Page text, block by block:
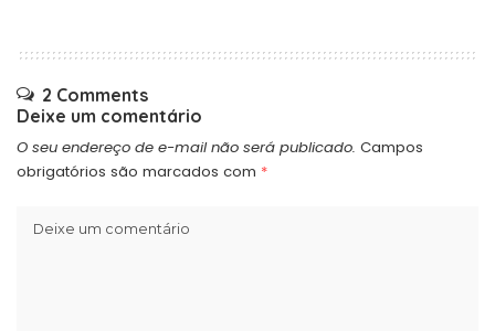
2 Comments
Deixe um comentário
O seu endereço de e-mail não será publicado. Campos
obrigatórios são marcados com *